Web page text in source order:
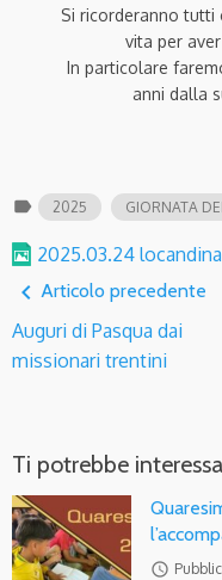
Si ricorderanno
vita per
In particolare
anni dalla
label 2025 GIORNATA
2025.03.24
navigate_before Articolo precedente
Auguri di Pasqua dai
missionari trentini
Ti potrebbe
access_time